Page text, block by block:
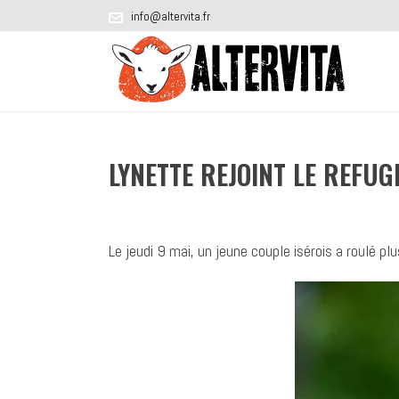
info@altervita.fr
LYNETTE REJOINT LE
Le jeudi 9 mai, un jeune couple isérois a roulé